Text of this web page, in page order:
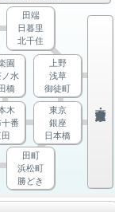
田端
日暮里
北千住
園
水
橋
木
十番
上野
浅草
御徒町
東京
銀座
日本橋
田町
浜松町
勝どき